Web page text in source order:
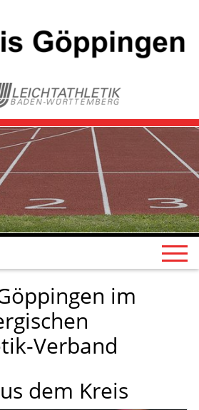
im
Verband
dem Kreis